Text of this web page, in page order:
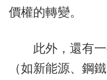
價權的轉變。
此外，還有一
（如新能源、鋼